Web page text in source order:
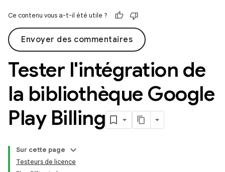
Ce contenu vous a-t-il été utile ?
Envoyer des commentaires
Tester l'intégration de
la bibliothèque Google
Play Billing
Sur cette page
Testeurs de licence